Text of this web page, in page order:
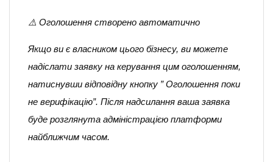
⚠️ Оголошення створено автоматично
Якщо ви є власником цього бізнесу, ви можете
надіслати заявку на керування цим оголошенням,
натиснувши відповідну кнопку ” Оголошення поки
не верифікацію”. Після надсилання ваша заявка
буде розглянута адміністрацією платформи
найближчим часом.